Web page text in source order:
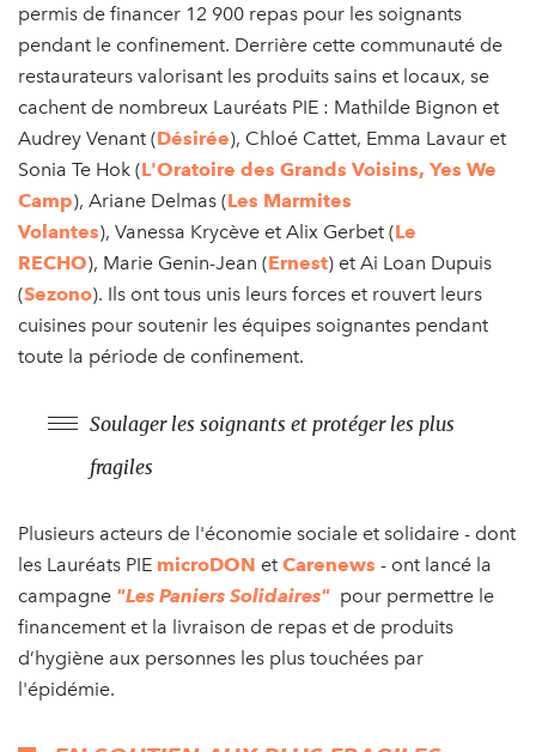
permis de financer 12 900 repas pour les soignants
pendant le confinement. Derrière cette communauté de
restaurateurs valorisant les produits sains et locaux, se
cachent de nombreux Lauréats PIE : Mathilde Bignon et
Audrey Venant (Désirée), Chloé Cattet, Emma Lavaur et
Sonia Te Hok (L'Oratoire des Grands Voisins, Yes We
Camp), Ariane Delmas (Les Marmites
Volantes), Vanessa Krycève et Alix Gerbet (Le
RECHO), Marie Genin-Jean (Ernest) et Ai Loan Dupuis
(Sezono). Ils ont tous unis leurs forces et rouvert leurs
cuisines pour soutenir les équipes soignantes pendant
toute la période de confinement.
Soulager les soignants et protéger les plus
fragiles
Plusieurs acteurs de l'économie sociale et solidaire - dont
les Lauréats PIE microDON et Carenews - ont lancé la
campagne "Les Paniers Solidaires" pour permettre le
financement et la livraison de repas et de produits
d’hygiène aux personnes les plus touchées par
l'épidémie.